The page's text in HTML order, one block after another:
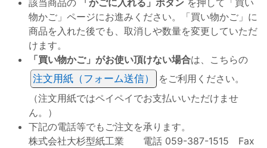
物かご」ページにお進みください。「買い物かご」に
商品を入れた後でも、取消しや数量を変更していただ
けます。
「買い物かご」がお使い頂けない場合は、こちらの
注文用紙（フォーム送信）
をご利用ください。
（注文用紙ではペイペイでお支払いいただけませ
ん。）
下記の電話等でもご注文を承ります。
株式会社大杉型紙工業 電話 059-387-1515 Fax